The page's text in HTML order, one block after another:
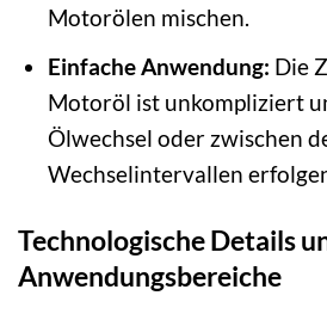
Motorölen mischen.
Einfache Anwendung: Die
Motoröl ist unkompliziert
Ölwechsel oder zwischen
Wechselintervallen
Technologische Details
Anwendungsbereiche